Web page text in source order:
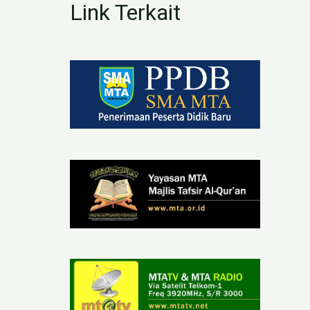
Link Terkait